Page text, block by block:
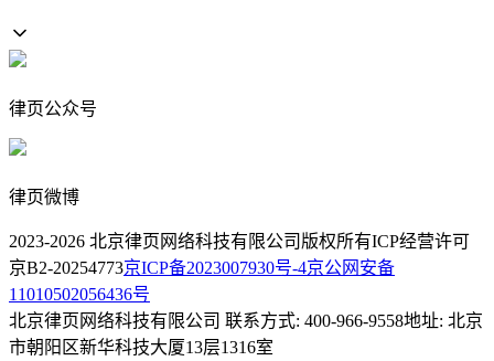
律页公众号
律页微博
2023-2026 北京律页网络科技有限公司版权所有ICP经营许可
京B2-20254773京ICP备2023007930号-4京公网安备
11010502056436号
北京律页网络科技有限公司 联系方式: 400-966-9558地址: 北京
市朝阳区新华科技大厦13层1316室